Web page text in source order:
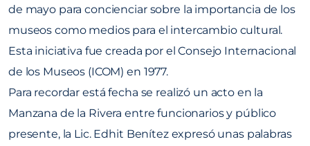
de mayo para concienciar sobre la importancia de los
museos como medios para el intercambio cultural.
Esta iniciativa fue creada por el Consejo Internacional
de los Museos (ICOM) en 1977.
Para recordar está fecha se realizó un acto en la
Manzana de la Rivera entre funcionarios y público
presente, la Lic. Edhit Benítez expresó unas palabras